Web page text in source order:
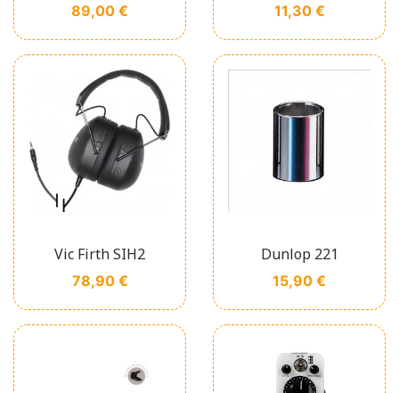
Prix
89,00 € Prix
11,30 €
Vic Firth SIH2
Prix
78,90 €
Dunlop 221
Prix
15,90 €